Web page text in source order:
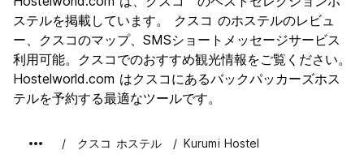
文化
9.5
ナイトライフ
8.0
コストパフォーマンス
8.2
ステルを掲載しています。 クスコ のホステルのレビュ
ー、クスコのマップ、SMSショートメッセージサービス
利用可能。クスコでのおすすめ観光情報をご覧ください。
Hostelworld.com はクスコにあるバックパッカーズホス
テルを予約する最適なツールです。
クスコ ホステル Kurumi Hostel